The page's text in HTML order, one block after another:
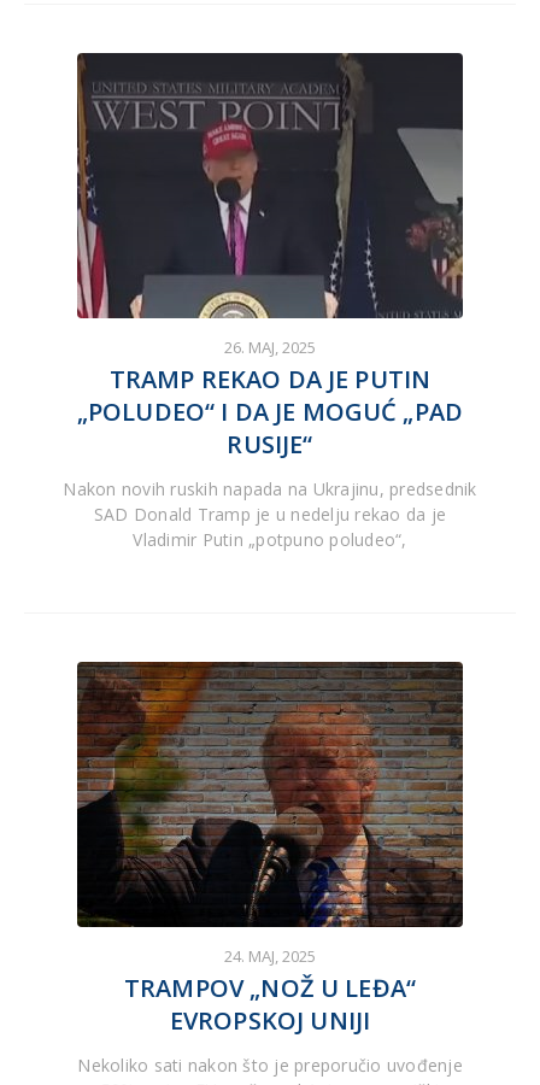
26. MAJ, 2025
TRAMP REKAO DA JE PUTIN
„POLUDEO“ I DA JE MOGUĆ „PAD
RUSIJE“
Nakon novih ruskih napada na Ukrajinu, predsednik
SAD Donald Tramp je u nedelju rekao da je
Vladimir Putin „potpuno poludeo“,
24. MAJ, 2025
TRAMPOV „NOŽ U LEĐA“
EVROPSKOJ UNIJI
Nekoliko sati nakon što je preporučio uvođenje